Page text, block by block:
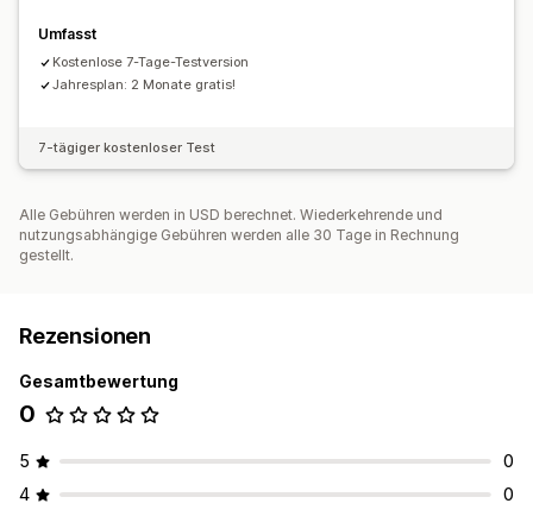
Umfasst
Kostenlose 7-Tage-Testversion
Jahresplan: 2 Monate gratis!
7-tägiger kostenloser Test
Alle Gebühren werden in USD berechnet. Wiederkehrende und
nutzungsabhängige Gebühren werden alle 30 Tage in Rechnung
gestellt.
Rezensionen
Gesamtbewertung
0
5
0
4
0